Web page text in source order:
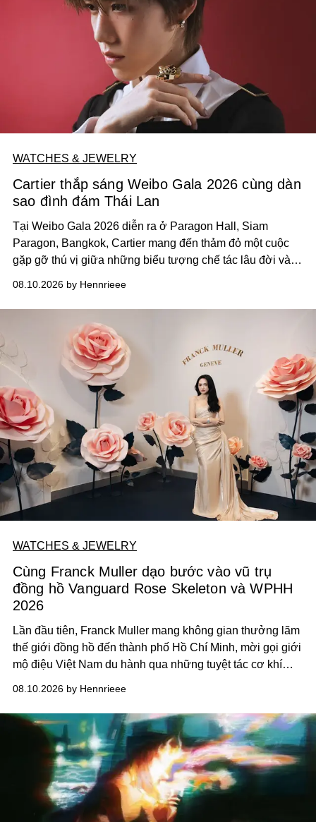
WATCHES & JEWELRY
Cartier thắp sáng Weibo Gala 2026 cùng dàn
sao đình đám Thái Lan
Tại Weibo Gala 2026 diễn ra ở Paragon Hall, Siam
Paragon, Bangkok, Cartier mang đến thảm đỏ một cuộc
gặp gỡ thú vị giữa những biểu tượng chế tác lâu đời và
Lan. Sáu gương mặt gồm Tor Thanapob, Jeff Satur, PP
Krit, Lingling Kwong, Keng Harit và Tle Matimun lần lượt
xuất hiện trong những thiết kế Cartier, mỗi người lựa chọn
một ngôn ngữ riêng để diễn giải tinh thần của Maison.
08.10.2026 by Hennrieee
WATCHES & JEWELRY
Cùng Franck Muller dạo bước vào vũ trụ
đồng hồ Vanguard Rose Skeleton và WPHH
2026
Lần đầu tiên, Franck Muller mang không gian thưởng lãm
thế giới đồng hồ đến thành phố Hồ Chí Minh, mời gọi giới
mộ điệu Việt Nam du hành qua những tuyệt tác cơ khí
vừa ra mắt tại sự kiện WPHH 2026.
08.10.2026 by Hennrieee